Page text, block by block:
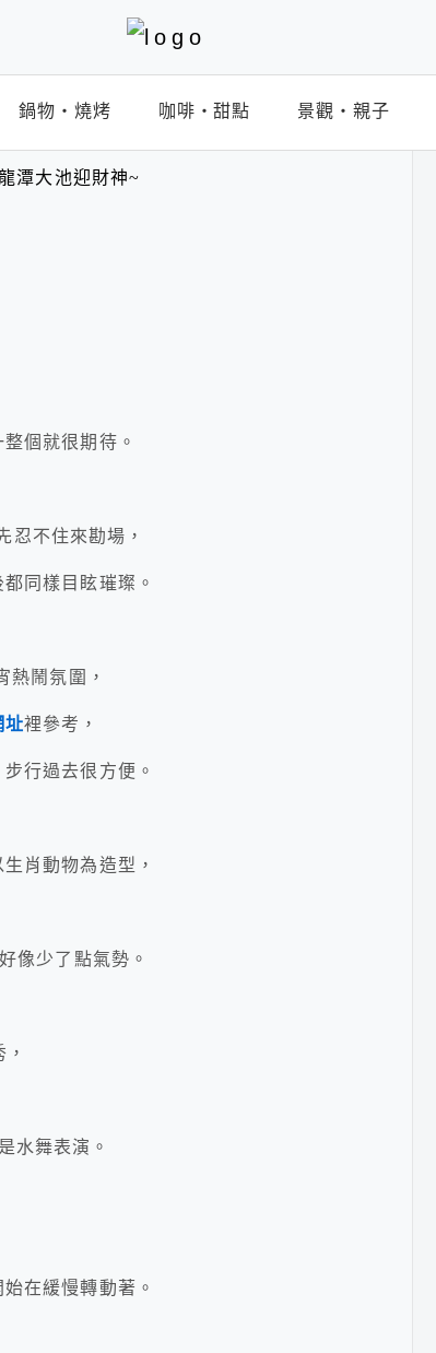
鍋物‧燒烤 咖啡‧甜點 景觀‧親子
潭大池迎財神~
個就很期待。
忍不住來勘場，
同樣目眩璀璨。
熱鬧氛圍，
址裡參考，
行過去很方便。
肖動物為造型，
像少了點氣勢。
水舞表演。
在緩慢轉動著。